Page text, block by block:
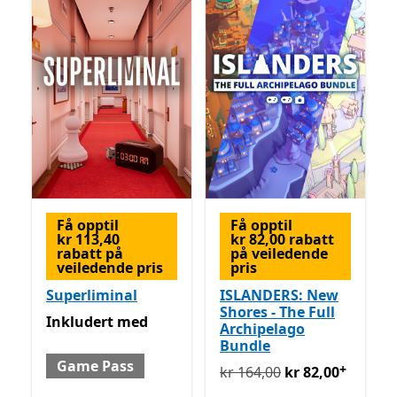
Få opptil
kr 113,40
rabatt på
veiledende pris
Superliminal
Inkludert med Game Pass
Inkludert med
Game Pass
Få opptil
kr 82,00 rabatt
på veiledende
pris
ISLANDERS: New
Shores - The Full
Archipelago
Bundle
Opprinnelig kr 164,00 nå
kr 164,00 kr 82,00+